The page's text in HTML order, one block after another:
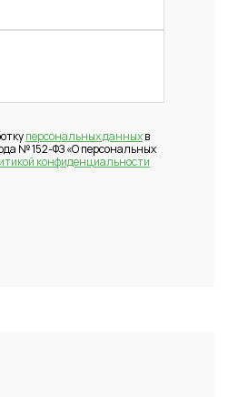
персональных данныхв
№ 152-ФЗ «О персональных
конфиденциальности